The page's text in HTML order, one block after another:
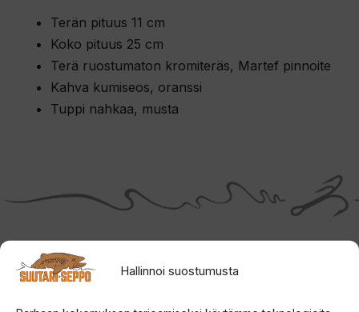
Hallinnoi suostumusta
Terän pituus 11 cm
Koko pituus 25 cm
Terä ruostumaton kromiteräs, Martef pinnoite
Kahva kumiseos, oranssi
Tuppi nahkaa, musta
Tutustu myös